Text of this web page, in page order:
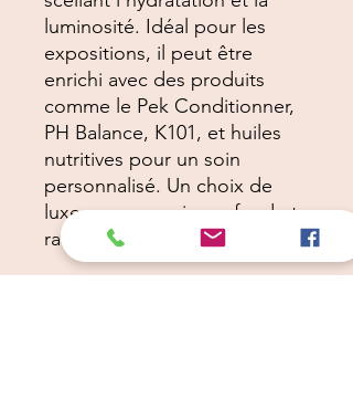
luminosité. Idéal pour les
expositions, il peut être
enrichi avec des produits
comme le Pek Conditionner,
PH Balance, K101, et huiles
nutritives pour un soin
personnalisé. Un choix de
luxe pour un soin profond et
raffiné de votre animal.